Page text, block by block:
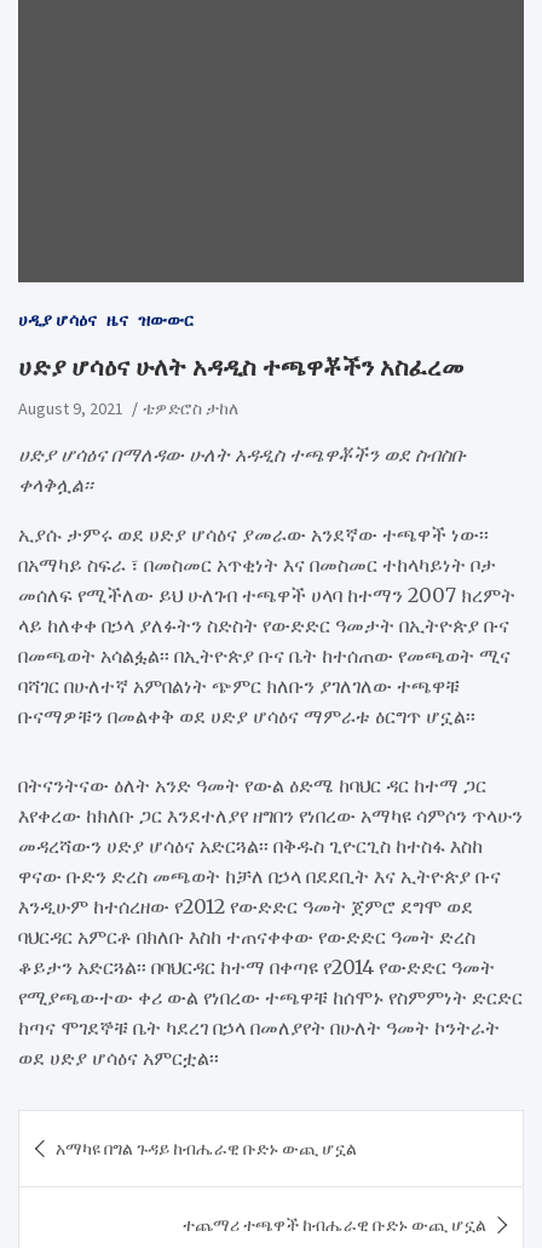
ሀዲያ ሆሳዕና ዜና ዝውውር
ሀድያ ሆሳዕና ሁለት አዳዲስ ተጫዋቾችን አስፈረመ
August 9, 2021 ቴዎድሮስ ታከለ
ሀድያ ሆሳዕና በማለዳው ሁለት አዳዲስ ተጫዋቾችን ወደ ስብስቡ
ቀላቅሏል፡፡
ኢያሱ ታምሩ ወደ ሀድያ ሆሳዕና ያመራው አንደኛው ተጫዋች ነው፡፡
በአማካይ ስፍራ ፣ በመስመር አጥቂነት እና በመስመር ተከላካይነት ቦታ
መሰለፍ የሚችለው ይህ ሁለገብ ተጫዋች ሀላባ ከተማን 2007 ክረምት
ላይ ከለቀቀ በኃላ ያለፉትን ስድስት የውድድር ዓመታት በኢትዮጵያ ቡና
በመጫወት አሳልፏል፡፡ በኢትዮጵያ ቡና ቤት ከተሰጠው የመጫወት ሚና
ባሻገር በሁለተኛ አምበልነት ጭምር ክለቡን ያገለገለው ተጫዋቹ
ቡናማዎቹን በመልቀቅ ወደ ሀድያ ሆሳዕና ማምራቱ ዕርግጥ ሆኗል፡፡
በትናንትናው ዕለት አንድ ዓመት የውል ዕድሜ ከባህር ዳር ከተማ ጋር
እየቀረው ከክለቡ ጋር እንደተለያየ ዘግበን የነበረው አማካዩ ሳምሶን ጥላሁን
መዳረሻውን ሀድያ ሆሳዕና አድርጓል፡፡ በቅዱስ ጊዮርጊስ ከተስፋ እስከ
ዋናው ቡድን ድረስ መጫወት ከቻለ በኃላ በደደቢት እና ኢትዮጵያ ቡና
እንዲሁም ከተሰረዘው የ2012 የውድድር ዓመት ጀምሮ ደግሞ ወደ
ባህርዳር አምርቶ በክለቡ እስከ ተጠናቀቀው የውድድር ዓመት ድረስ
ቆይታን አድርጓል፡፡ በባህርዳር ከተማ በቀጣዩ የ2014 የውድድር ዓመት
የሚያጫውተው ቀሪ ውል የነበረው ተጫዋቹ ከሰሞኑ የስምምነት ድርድር
ከጣና ሞገደኞቹ ቤት ካደረገ በኃላ በመለያየት በሁለት ዓመት ኮንትራት
ወደ ሀድያ ሆሳዕና አምርቷል፡፡
navigation
አማካዩ በግል ጉዳይ ከብሔራዊ ቡድኑ ውጪ ሆኗል
ተጨማሪ ተጫዋች ከብሔራዊ ቡድኑ ውጪ ሆኗል